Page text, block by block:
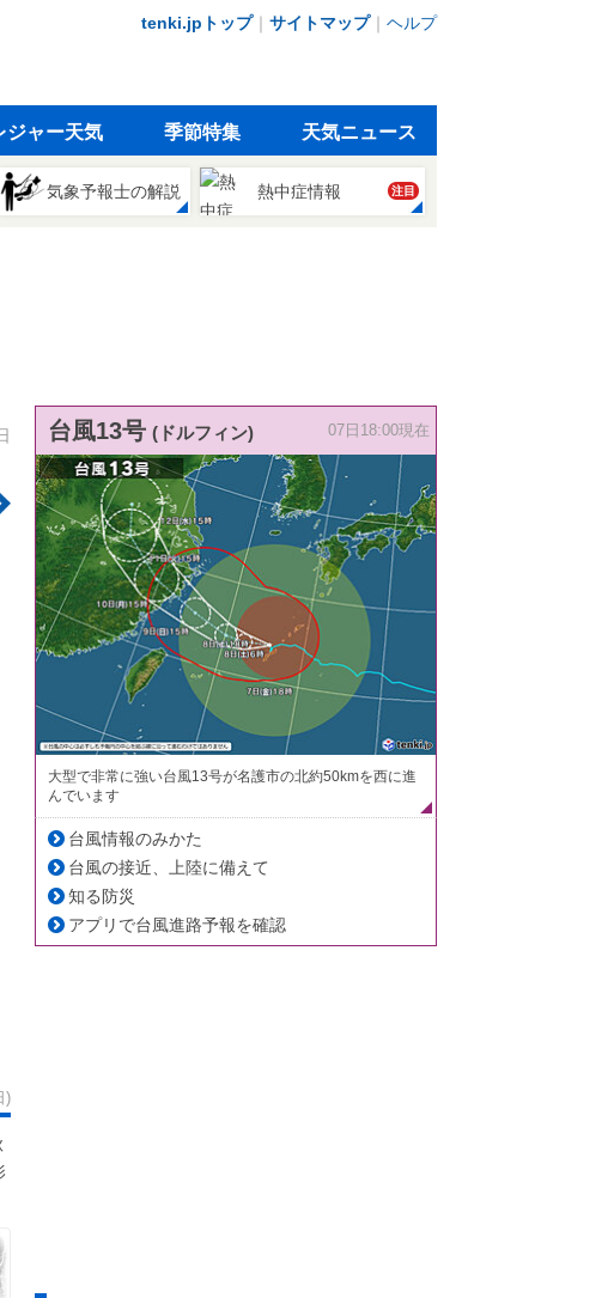
tenki.jpトップ｜ サイトマップ｜ ヘルプ
ジャー天気 季節特集 天気ニュース
気象予報士の解説 熱中症情報 注目
)
台風13号 (ドルフィン) 07日18:00現在
大型で非常に強い台風13号が名護市の北約50kmを西に進
んでいます
台風情報のみかた
台風の接近、上陸に備えて
知る防災
アプリで台風進路予報を確認